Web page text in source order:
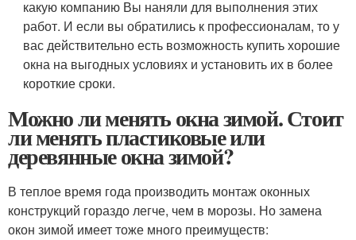
какую компанию Вы наняли для выполнения этих
работ. И если вы обратились к профессионалам, то у
вас действительно есть возможность купить хорошие
окна на выгодных условиях и установить их в более
короткие сроки.
Можно ли менять окна зимой. Стоит
ли менять пластиковые или
деревянные окна зимой?
В теплое время года производить монтаж оконных
конструкций гораздо легче, чем в морозы. Но замена
окон зимой имеет тоже много преимуществ: